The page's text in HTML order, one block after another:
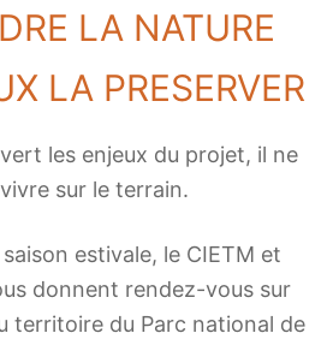
LA NATURE
LA PRESERVER
les enjeux du projet, il ne
sur le terrain.
estivale, le CIETM et
donnent rendez-vous sur
territoire du Parc national de